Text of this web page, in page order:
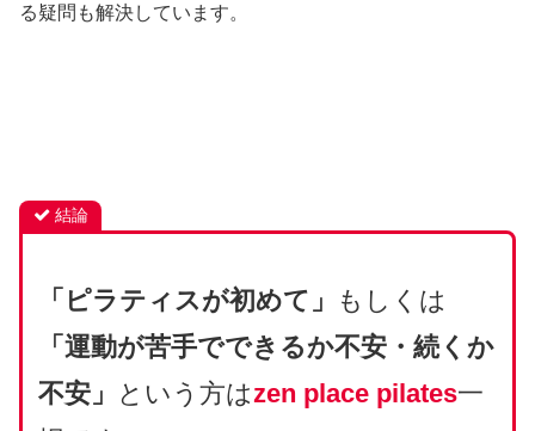
る疑問も解決しています。
結論
「ピラティスが初めて」
もしくは
「運動が苦手でできるか不安・続くか
不安」 という方はzen place pilates一